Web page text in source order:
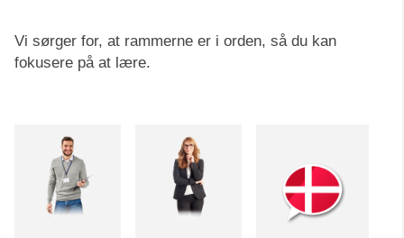
Vi sørger for, at rammerne er i orden, så du kan
fokusere på at lære.